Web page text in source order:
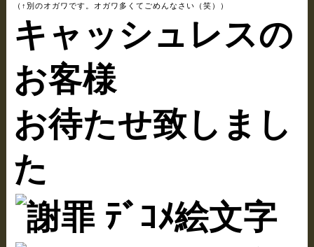
（↑別のオガワです。オガワ多くてごめんなさい（笑））
キャッシュレスの
お客様
お待たせ致しまし
た